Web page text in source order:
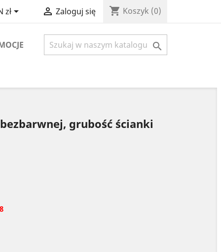
zł  Zaloguj się shopping_cart Koszyk (0)

grubość ścianki